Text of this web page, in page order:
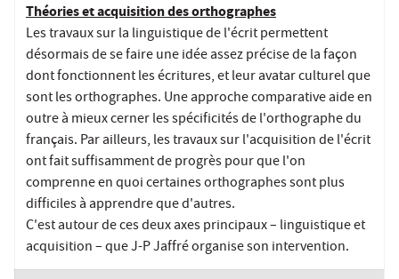
Théories et acquisition des orthographes
Les travaux sur la linguistique de l'écrit permettent
désormais de se faire une idée assez précise de la façon
dont fonctionnent les écritures, et leur avatar culturel que
sont les orthographes. Une approche comparative aide en
outre à mieux cerner les spécificités de l'orthographe du
français. Par ailleurs, les travaux sur l'acquisition de l'écrit
ont fait suffisamment de progrès pour que l'on
comprenne en quoi certaines orthographes sont plus
difficiles à apprendre que d'autres.
C'est autour de ces deux axes principaux – linguistique et
acquisition – que J-P Jaffré organise son intervention.